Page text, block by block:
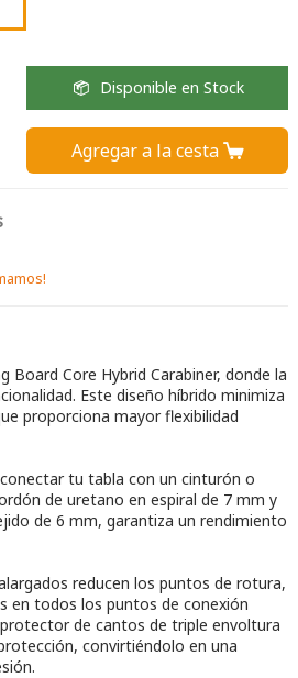
Disponible en Stock
Agregar a la cesta 
Board Core Hybrid Carabiner, donde la
Este diseño híbrido minimiza
proporciona mayor flexibilidad
tu tabla con un cinturón o
de uretano en espiral de 7 mm y
de 6 mm, garantiza un rendimiento
reducen los puntos de rotura,
en todos los puntos de conexión
de cantos de triple envoltura
convirtiéndolo en una